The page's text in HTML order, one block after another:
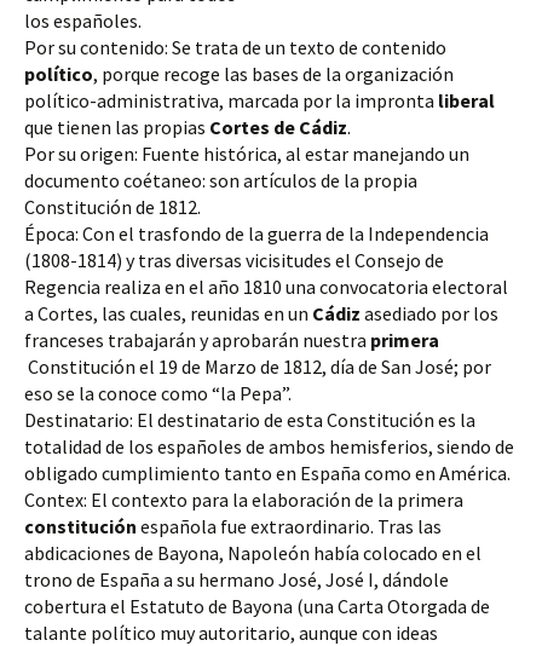
los españoles.
político, porque recoge las bases de la organización
político-administrativa, marcada por la impronta liberal
que tienen las propias Cortes de Cádiz.
Por su origen: Fuente histórica, al estar manejando un
documento coétaneo: son artículos de la propia
Constitución de 1812.
Época: Con el trasfondo de la guerra de la Independencia
(1808-1814) y tras diversas vicisitudes el Consejo de
Regencia realiza en el año 1810 una convocatoria electoral
a Cortes, las cuales, reunidas en un Cádiz asediado por los
franceses trabajarán y aprobarán nuestra primera
eso se la conoce como “la Pepa”.
Destinatario: El destinatario de esta Constitución es la
totalidad de los españoles de ambos hemisferios, siendo de
obligado cumplimiento tanto en España como en América.
constitución española fue extraordinario. Tras las
abdicaciones de Bayona, Napoleón había colocado en el
trono de España a su hermano José, José I, dándole
cobertura el Estatuto de Bayona (una Carta Otorgada de
talante político muy autoritario, aunque con ideas